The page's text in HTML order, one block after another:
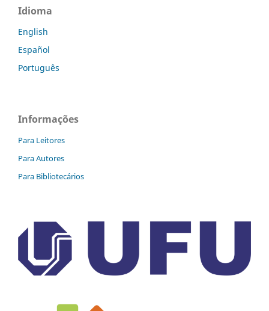
Idioma
English
Español
Português
Informações
Para Leitores
Para Autores
Para Bibliotecários